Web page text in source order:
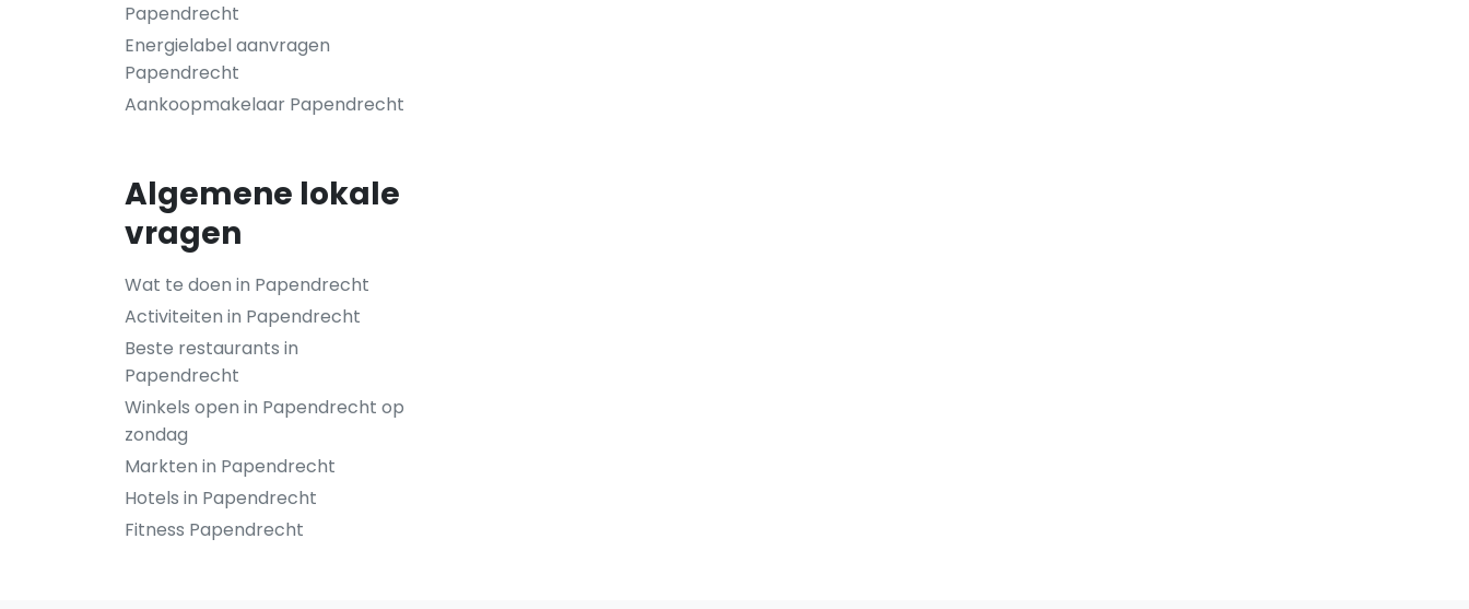
Papendrecht
Energielabel aanvragen
Papendrecht
Aankoopmakelaar Papendrecht
Algemene lokale
vragen
Wat te doen in Papendrecht
Activiteiten in Papendrecht
Beste restaurants in
Papendrecht
Winkels open in Papendrecht op
zondag
Markten in Papendrecht
Hotels in Papendrecht
Fitness Papendrecht